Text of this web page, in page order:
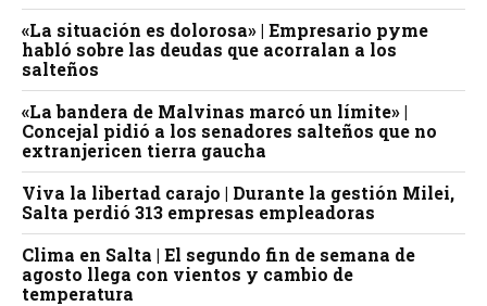
«La situación es dolorosa» | Empresario pyme
habló sobre las deudas que acorralan a los
salteños
«La bandera de Malvinas marcó un límite» |
Concejal pidió a los senadores salteños que no
extranjericen tierra gaucha
Viva la libertad carajo | Durante la gestión Milei,
Salta perdió 313 empresas empleadoras
Clima en Salta | El segundo fin de semana de
agosto llega con vientos y cambio de
temperatura